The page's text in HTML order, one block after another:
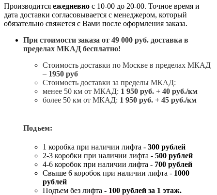
Производится ежедневно с 10-00 до 20-00. Точное время и
дата доставки согласовывается с менеджером, который
обязательно свяжется с Вами после оформления заказа.
При стоимости заказа от 49 000 руб. доставка в
пределах МКАД бесплатно!
Стоимость доставки по Москве в пределах МКАД
– 1950 руб
Стоимость доставки за пределы МКАД:
менее 50 км от МКАД: 1 950 руб. + 40 руб./км
более 50 км от МКАД: 1 950 руб. + 45 руб./км
Подъем:
1 коробка при наличии лифта - 300 рублей
2-3 коробки при наличии лифта - 500 рублей
4-6 коробок при наличии лифта - 700 рублей
Свыше 6 коробок при наличии лифта - 1000
рублей
Подъем без лифта - 100 рублей за 1 этаж.